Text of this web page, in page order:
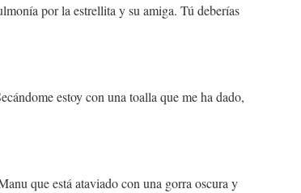
por la estrellita y su amiga. Tú deberías
estoy con una toalla que me ha dado,
que está ataviado con una gorra oscura y